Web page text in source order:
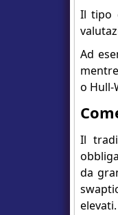
Il tipo
Ad
o Hull-
Il
da
elevati.